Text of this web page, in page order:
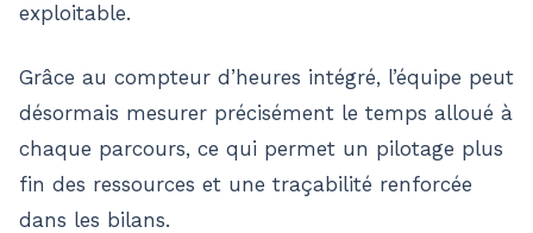
exploitable.
Grâce au compteur d’heures intégré, l’équipe peut
désormais mesurer précisément le temps alloué à
chaque parcours, ce qui permet un pilotage plus
fin des ressources et une traçabilité renforcée
dans les bilans.